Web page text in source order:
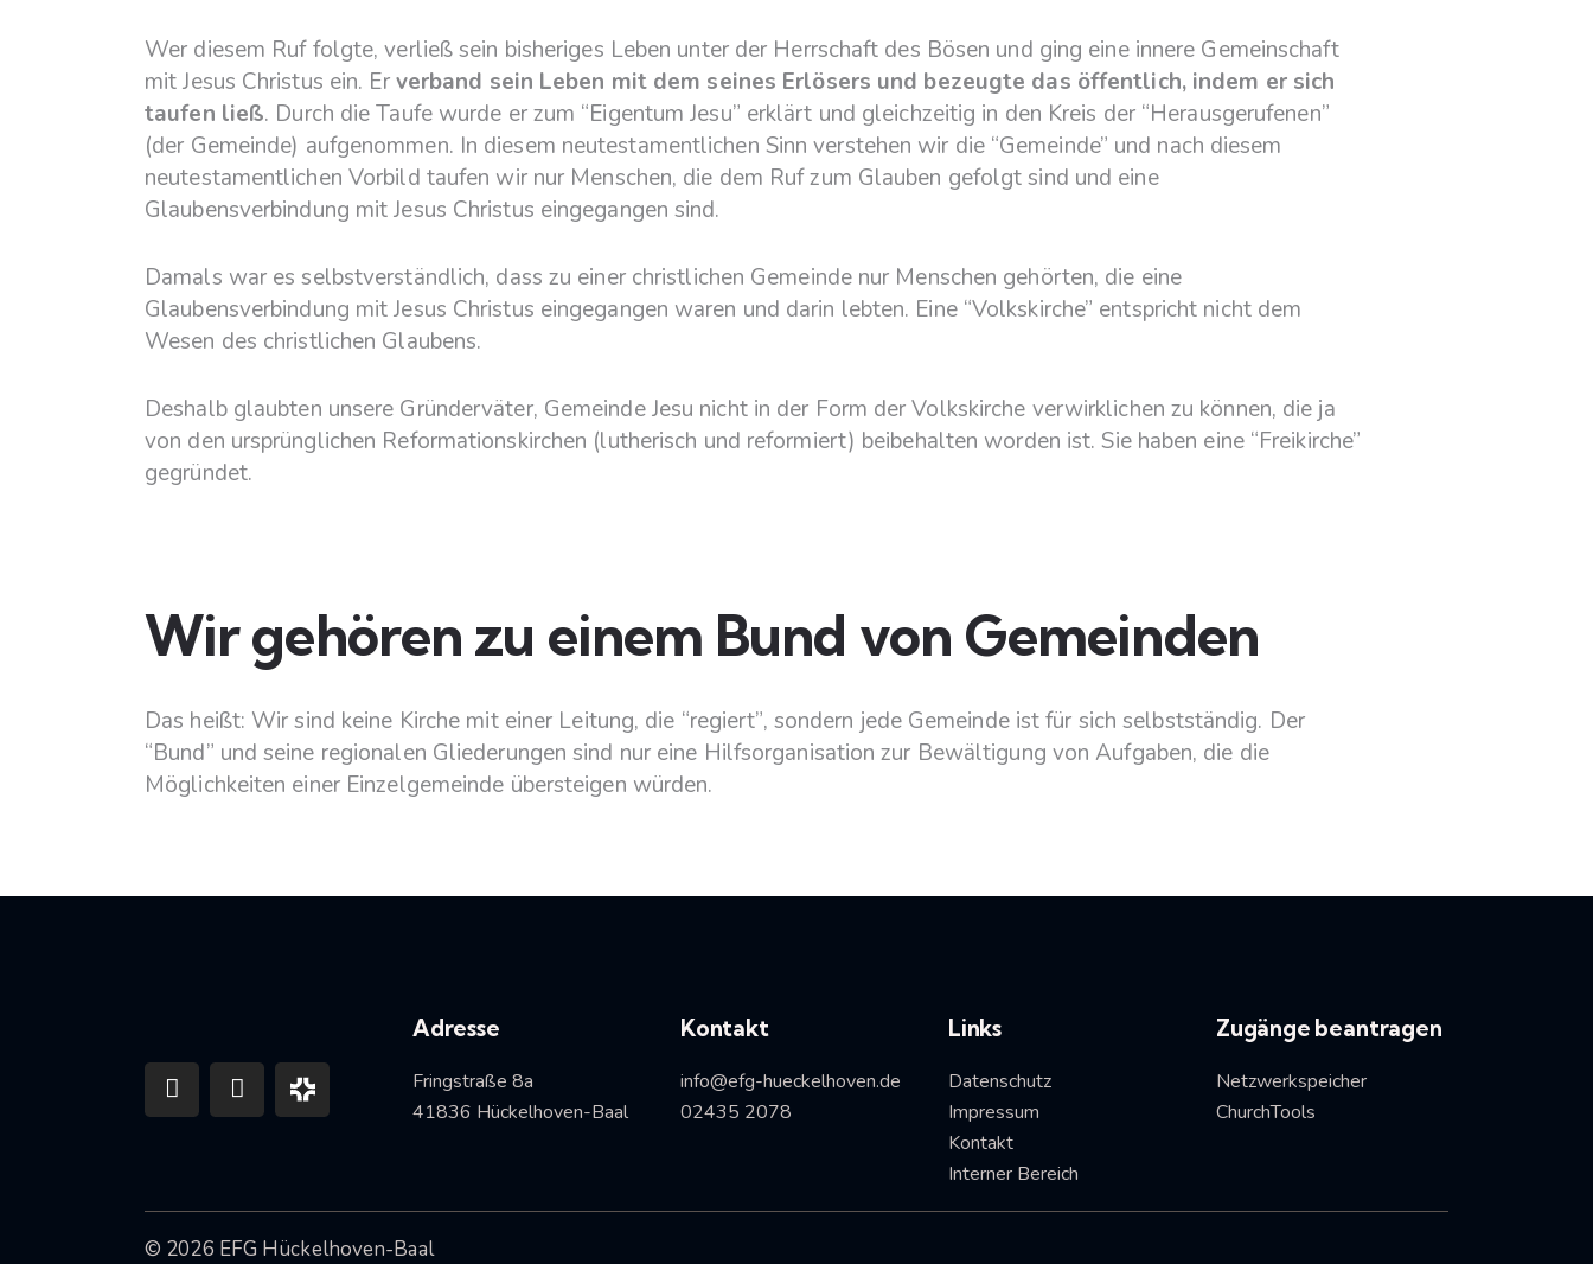
Wer diesem Ruf folgte, verließ sein bisheriges Leben unter der Herrschaft des Bösen und ging eine innere Gemeinschaft
mit Jesus Christus ein. Erverband sein Leben mit dem seines Erlösers und bezeugte das öffentlich, indem er sich
taufen ließ. Durch die Taufe wurde er zum “Eigentum Jesu” erklärt und gleichzeitig in den Kreis der “Herausgerufenen”
(der Gemeinde) aufgenommen. In diesem neutestamentlichen Sinn verstehen wir die “Gemeinde” und nach diesem
neutestamentlichen Vorbild taufen wir nur Menschen, die dem Ruf zum Glauben gefolgt sind und eine
Glaubensverbindung mit Jesus Christus eingegangen sind.
Damals war es selbstverständlich, dass zu einer christlichen Gemeinde nur Menschen gehörten, die eine
Glaubensverbindung mit Jesus Christus eingegangen waren und darin lebten. Eine “Volkskirche” entspricht nicht dem
Wesen des christlichen Glaubens.
Deshalb glaubten unsere Gründerväter, Gemeinde Jesu nicht in der Form der Volkskirche verwirklichen zu können, die ja
von den ursprünglichen Reformationskirchen (lutherisch und reformiert) beibehalten worden ist. Sie haben eine “Freikirche”
gegründet.
Wir gehören zu einem Bund von Gemeinden
Das heißt: Wir sind keine Kirche mit einer Leitung, die “regiert”, sondern jede Gemeinde ist für sich selbstständig. Der
“Bund” und seine regionalen Gliederungen sind nur eine Hilfsorganisation zur Bewältigung von Aufgaben, die die
Möglichkeiten einer Einzelgemeinde übersteigen würden.
Adresse
Fringstraße 8a
41836 Hückelhoven-Baal
Kontakt
info@efg-hueckelhoven.de
02435 2078
Links
Datenschutz
Impressum
Kontakt
Interner Bereich
Zugänge beantragen
Netzwerkspeicher
ChurchTools
© 2026 EFG Hückelhoven-Baal